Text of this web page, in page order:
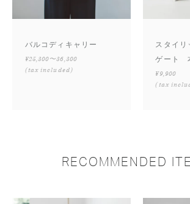
バルコディキャリー
¥25,300〜36,300
(tax included)
スタイリ
ゲート
¥9,900
(tax
RECOMMENDED